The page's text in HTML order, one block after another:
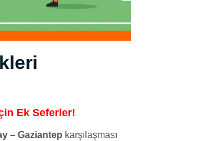
Ek Seferler!
– Gaziantep karşılaşması